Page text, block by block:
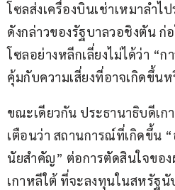
โซลส่งเครื่องบินเช่าเหมาลำ
ดังกล่าวของรัฐบาลวอชิงตัน ก่
โซลอย่างหลีกเลี่ยงไม่ได้ว่า “ก
คุ้มกับความเสี่ยงที่อาจเกิดขึ้นห
ขณะเดียวกัน ประธานาธิบดีเก
เตือนว่า สถานการณ์ที่เกิดขึ้น
นัยสำคัญ” ต่อการตัดสินใจขอ
เกาหลีใต้ ที่จะลงทุนในสหรัฐนั